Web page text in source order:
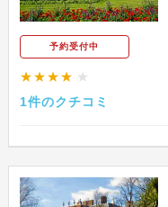
予約受付中
★★★★ ★
1件のクチコミ